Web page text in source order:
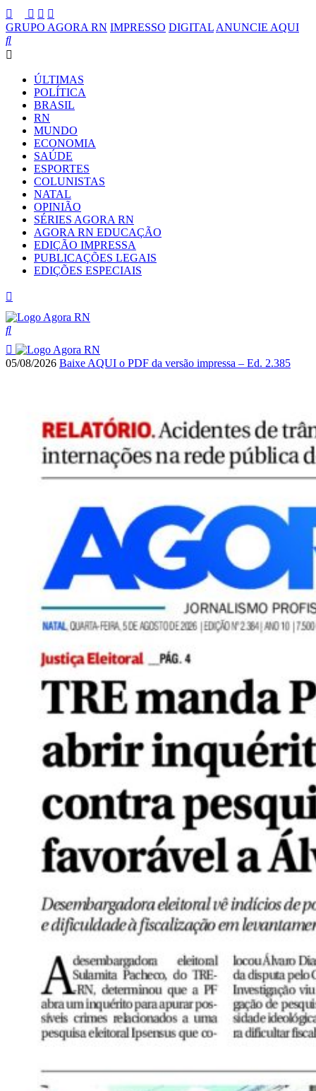
GRUPO AGORA RN IMPRESSO DIGITAL ANUNCIE AQUI
ÚLTIMAS
POLÍTICA
BRASIL
RN
MUNDO
ECONOMIA
SAÚDE
ESPORTES
COLUNISTAS
NATAL
OPINIÃO
SÉRIES AGORA RN
AGORA RN EDUCAÇÃO
EDIÇÃO IMPRESSA
PUBLICAÇÕES LEGAIS
EDIÇÕES ESPECIAIS
05/08/2026 Baixe AQUI o PDF da versão impressa – Ed. 2.385